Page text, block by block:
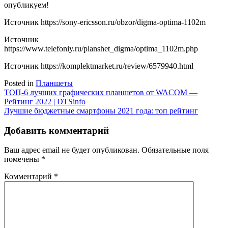
опубликуем!
Источник https://sony-ericsson.ru/obzor/digma-optima-1102m
Источник
https://www.telefoniy.ru/planshet_digma/optima_1102m.php
Источник https://komplektmarket.ru/review/6579940.html
Posted in Планшеты
Навигация
по
ТОП-6 лучших графических планшетов от WACOM —
Рейтинг 2022 | DTSinfo
Лучшие бюджетные смартфоны 2021 года: топ рейтинг
Добавить комментарий
Ваш адрес email не будет опубликован. Обязательные поля
помечены *
Комментарий *